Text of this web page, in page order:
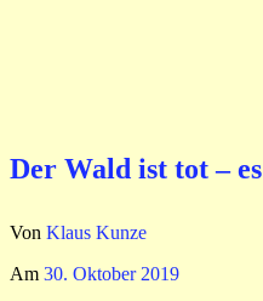
Der Wald ist tot –
Von Klaus Kunze
Am 30. Oktober 2019